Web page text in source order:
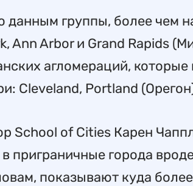
данным группы, более чем
Ann Arbor и Grand Rapids
агломераций,
Cleveland, Portland
School of Cities Карен
приграничные города
показывают куда